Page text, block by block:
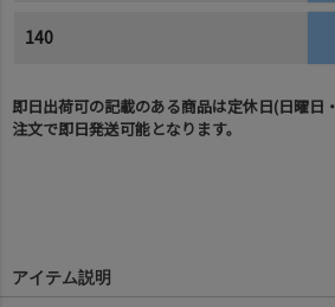
140
即日出荷可の記載のある商品は定休日(日曜日
注文で即日発送可能となります。
アイテム説明